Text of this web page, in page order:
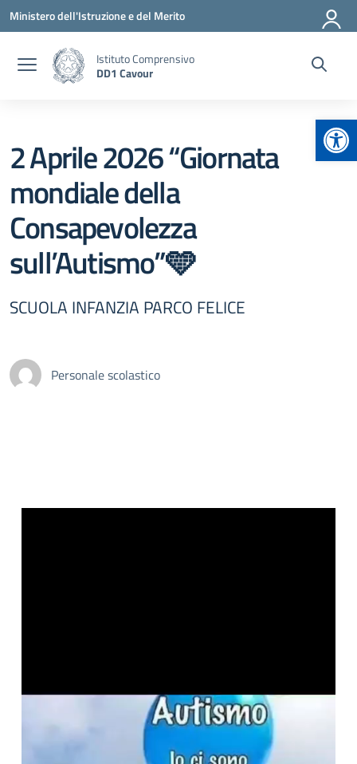
Vai ai contenuti
Vai al menu di navigazione
Vai al footer
Ministero dell'Istruzione e del Merito
Istituto Comprensivo
DD1 Cavour
2 Aprile 2026 “Giornata
mondiale della
Consapevolezza
sull’Autismo”🩵
SCUOLA INFANZIA PARCO FELICE
Personale scolastico